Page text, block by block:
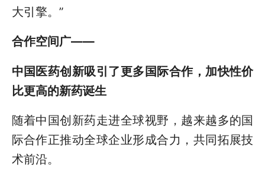
大引擎。”
合作空间广——
中国医药创新吸引了更多国际合作，加快性价
比更高的新药诞生
随着中国创新药走进全球视野，越来越多的国
际合作正推动全球企业形成合力，共同拓展技
术前沿。